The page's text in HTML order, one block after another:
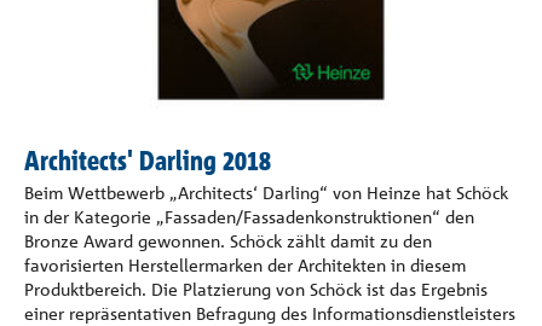
Architects' Darling 2018
Beim Wettbewerb „Architects‘ Darling“ von Heinze hat Schöck
in der Kategorie „Fassaden/Fassadenkonstruktionen“ den
Bronze Award gewonnen. Schöck zählt damit zu den
favorisierten Herstellermarken der Architekten in diesem
Produktbereich. Die Platzierung von Schöck ist das Ergebnis
einer repräsentativen Befragung des Informationsdienstleisters